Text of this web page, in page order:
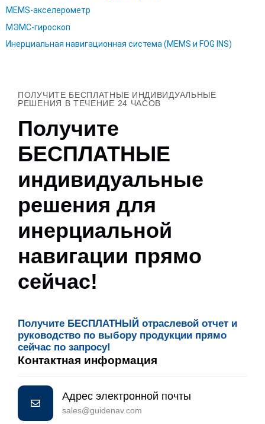
MEMS-акселерометр
МЭМС-гироскоп
Инерциальная навигационная система (MEMS и FOG INS)
ПОЛУЧИТЕ БЕСПЛАТНЫЕ ИНДИВИДУАЛЬНЫЕ
РЕШЕНИЯ В ТЕЧЕНИЕ 24 ЧАСОВ
Получите
БЕСПЛАТНЫЕ
индивидуальные
решения для
инерциальной
навигации прямо
сейчас!
Получите БЕСПЛАТНЫЙ отраслевой отчет и
руководство по выбору продукции прямо
сейчас по запросу!
Контактная информация
Адрес электронной почты
sales@guidenav.com